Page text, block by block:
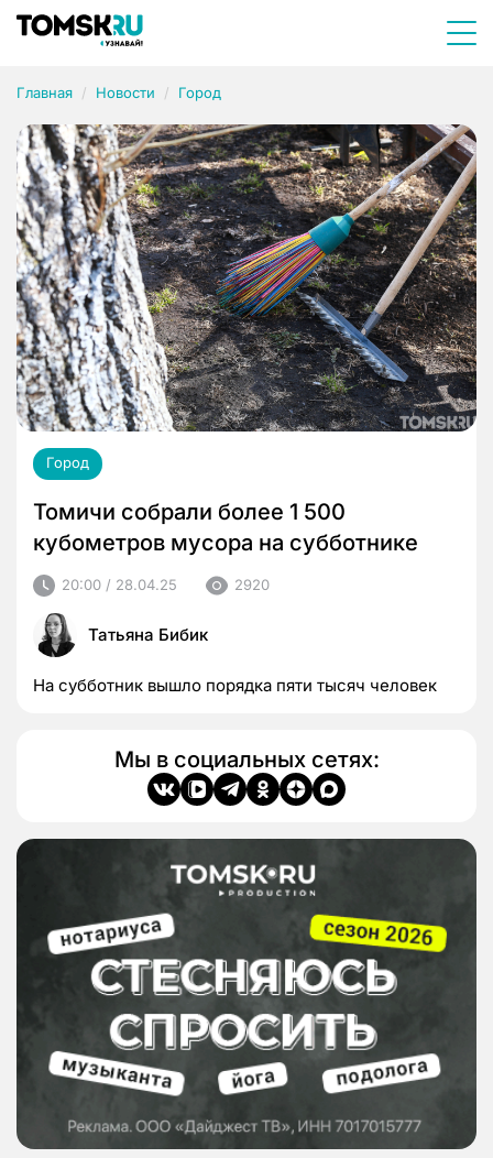
Главная Новости Город
Город
Томичи собрали более 1 500
кубометров мусора на субботнике
20:00 / 28.04.25 2920
Татьяна Бибик
На субботник вышло порядка пяти тысяч человек
Мы в социальных сетях: